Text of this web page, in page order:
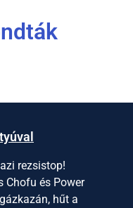
rezsistop!
Chofu és Power
hűt a